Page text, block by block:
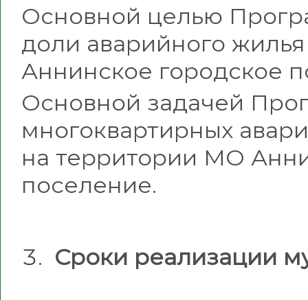
Основной целью
доли аварийного
Аннинское городское
Основной задачей
многоквартирных
на территории МО
поселение.
Сроки реализации